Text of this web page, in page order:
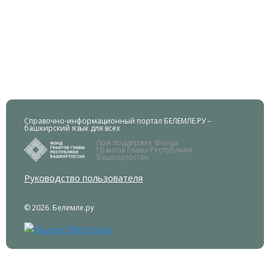
Справочно-информационный портал БЕЛЕМЛЕ.РУ –
башкирский язык для всех
При поддержке Фонда
Грантов Главы Республики
Башкортостан.
Руководство пользователя
© 2026. Белемле.ру